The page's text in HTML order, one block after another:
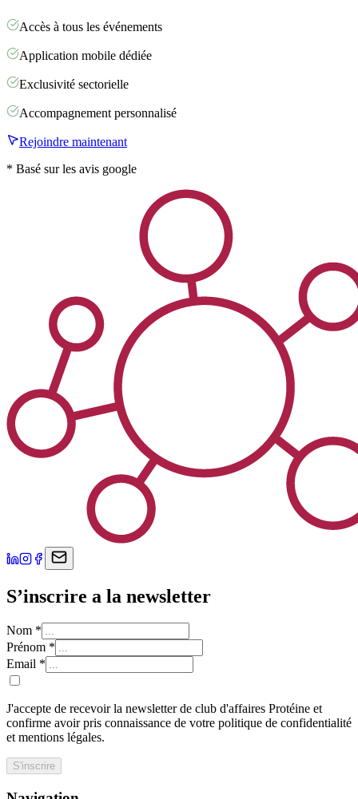
Accès à tous les événements
Application mobile dédiée
Exclusivité sectorielle
Accompagnement personnalisé
Rejoindre maintenant
* Basé sur les avis google
S’inscrire a la newsletter
Nom *
Prénom *
Email *
J'accepte de recevoir la newsletter de club d'affaires Protéine et
confirme avoir pris connaissance de votre politique de confidentialité
et mentions légales.
S'inscrire